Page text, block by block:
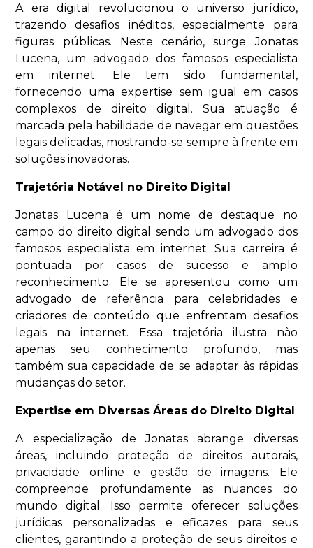
A era digital revolucionou o universo jurídico,
trazendo desafios inéditos, especialmente para
figuras públicas. Neste cenário, surge Jonatas
Lucena, um advogado dos famosos especialista
em internet. Ele tem sido fundamental,
fornecendo uma expertise sem igual em casos
complexos de direito digital. Sua atuação é
marcada pela habilidade de navegar em questões
legais delicadas, mostrando-se sempre à frente em
soluções inovadoras.
Trajetória Notável no Direito Digital
Jonatas Lucena é um nome de destaque no
campo do direito digital sendo um advogado dos
famosos especialista em internet. Sua carreira é
pontuada por casos de sucesso e amplo
reconhecimento. Ele se apresentou como um
advogado de referência para celebridades e
criadores de conteúdo que enfrentam desafios
legais na internet. Essa trajetória ilustra não
apenas seu conhecimento profundo, mas
também sua capacidade de se adaptar às rápidas
mudanças do setor.
Expertise em Diversas Áreas do Direito Digital
A especialização de Jonatas abrange diversas
áreas, incluindo proteção de direitos autorais,
privacidade online e gestão de imagens. Ele
compreende profundamente as nuances do
mundo digital. Isso permite oferecer soluções
jurídicas personalizadas e eficazes para seus
clientes, garantindo a proteção de seus direitos e